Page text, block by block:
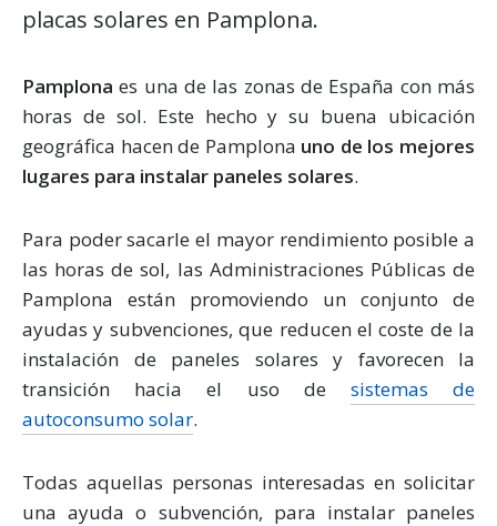
placas solares en Pamplona.
Pamplona es una de las zonas de España con más
horas de sol. Este hecho y su buena ubicación
geográfica hacen de Pamplona uno de los mejores
lugares para instalar paneles solares.
Para poder sacarle el mayor rendimiento posible a
las horas de sol, las Administraciones Públicas de
Pamplona están promoviendo un conjunto de
ayudas y subvenciones, que reducen el coste de la
instalación de paneles solares y favorecen la
transición hacia el uso de sistemas de
autoconsumo solar.
Todas aquellas personas interesadas en solicitar
una ayuda o subvención, para instalar paneles